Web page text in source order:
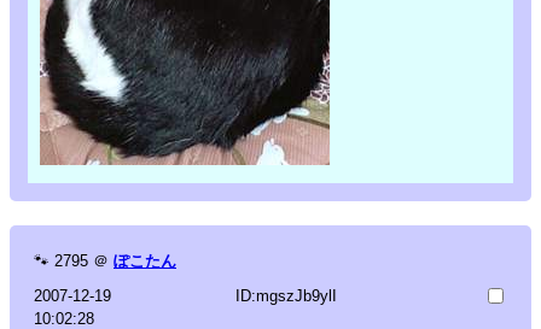
🐾 2795 ＠ ぽこたん
2007-12-19
10:02:28
ID:mgszJb9ylI